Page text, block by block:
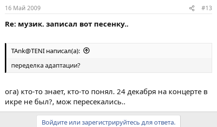
16 Май 2009 #13
Re: музик. записал вот песенку..
TAnk@TENI написал(а):
переделка адаптации?
ога) кто-то знает, кто-то понял. 24 декабря на концерте в
икре не был?, мож пересекались..
Войдите или зарегистрируйтесь для ответа.